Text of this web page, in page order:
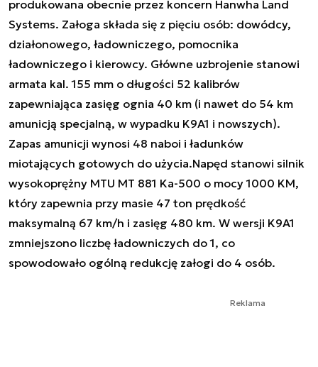
produkowana obecnie przez koncern Hanwha Land
Systems. Załoga składa się z pięciu osób: dowódcy,
działonowego, ładowniczego, pomocnika
ładowniczego i kierowcy. Główne uzbrojenie stanowi
armata kal. 155 mm o długości 52 kalibrów
zapewniająca zasięg ognia 40 km (i nawet do 54 km
amunicją specjalną, w wypadku K9A1 i nowszych).
Zapas amunicji wynosi 48 naboi i ładunków
miotających gotowych do użycia.Napęd stanowi silnik
wysokoprężny MTU MT 881 Ka-500 o mocy 1000 KM,
który zapewnia przy masie 47 ton prędkość
maksymalną 67 km/h i zasięg 480 km. W wersji K9A1
zmniejszono liczbę ładowniczych do 1, co
spowodowało ogólną redukcję załogi do 4 osób.
Reklama